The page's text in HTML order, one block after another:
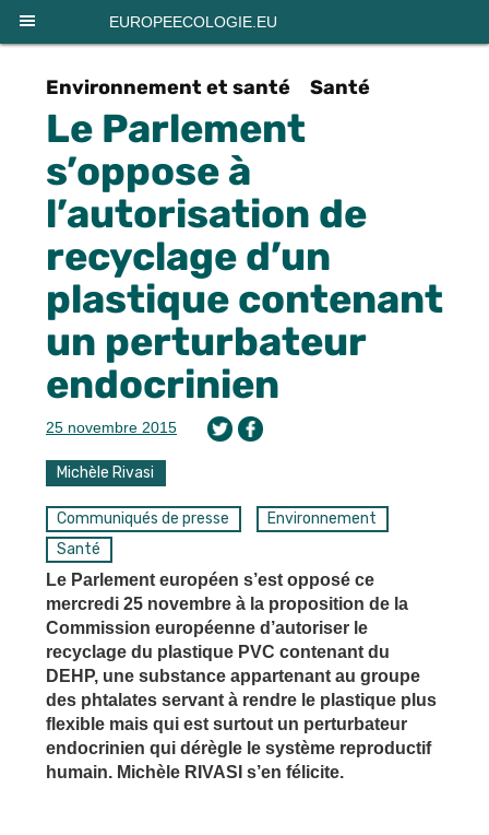
EUROPEECOLOGIE.EU
Environnement et santé Santé
Le Parlement
s’oppose à
l’autorisation de
recyclage d’un
plastique contenant
un perturbateur
endocrinien
25 novembre 2015
Michèle Rivasi
Communiqués de presse
Environnement
Santé
Le Parlement européen s’est opposé ce
mercredi 25 novembre à la proposition de la
Commission européenne d’autoriser le
recyclage du plastique PVC contenant du
DEHP, une substance appartenant au groupe
des phtalates servant à rendre le plastique plus
flexible mais qui est surtout un perturbateur
endocrinien qui dérègle le système reproductif
humain. Michèle RIVASI s’en félicite.